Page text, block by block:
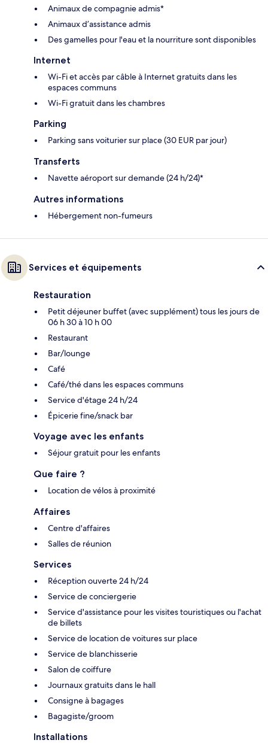
Animaux de compagnie admis*
Animaux d’assistance admis
Des gamelles pour l'eau et la nourriture sont disponibles
Internet
Wi-Fi et accès par câble à Internet gratuits dans les
espaces communs
Wi-Fi gratuit dans les chambres
Parking
Parking sans voiturier sur place (30 EUR par jour)
Transferts
Navette aéroport sur demande (24 h/24)*
Autres informations
Hébergement non-fumeurs
Services et équipements
Restauration
Petit déjeuner buffet (avec supplément) tous les jours de
06 h 30 à 10 h 00
Restaurant
Bar/lounge
Café
Café/thé dans les espaces communs
Service d'étage 24 h/24
Épicerie fine/snack bar
Voyage avec les enfants
Séjour gratuit pour les enfants
Que faire ?
Location de vélos à proximité
Affaires
Centre d'affaires
Salles de réunion
Services
Réception ouverte 24 h/24
Service de conciergerie
Service d'assistance pour les visites touristiques ou l'achat
de billets
Service de location de voitures sur place
Service de blanchisserie
Salon de coiffure
Journaux gratuits dans le hall
Consigne à bagages
Bagagiste/groom
Installations